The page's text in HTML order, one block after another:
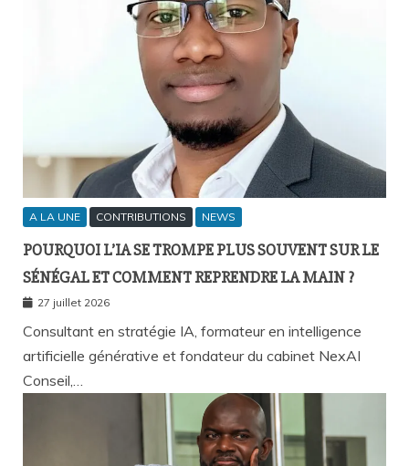
A LA UNE CONTRIBUTIONS NEWS
POURQUOI L’IA SE TROMPE PLUS SOUVENT SUR LE
SÉNÉGAL ET COMMENT REPRENDRE LA MAIN ?
27 juillet 2026
Consultant en stratégie IA, formateur en intelligence
artificielle générative et fondateur du cabinet NexAI
Conseil,…